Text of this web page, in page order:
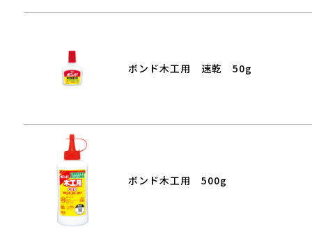
ボンド木工用 速乾 50g
ボンド木工用 500g